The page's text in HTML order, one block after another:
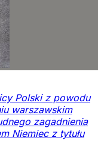
Polski z powodu
warszawskim
zagadnienia
Niemiec z tytułu